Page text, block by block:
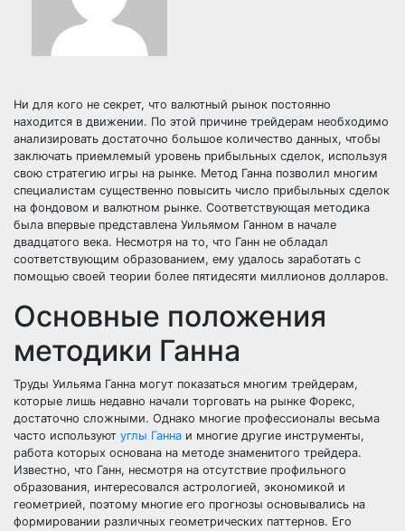
Ни для кого не секрет, что валютный рынок постоянно
находится в движении. По этой причине трейдерам необходимо
анализировать достаточно большое количество данных, чтобы
заключать приемлемый уровень прибыльных сделок, используя
свою стратегию игры на рынке. Метод Ганна позволил многим
специалистам существенно повысить число прибыльных сделок
на фондовом и валютном рынке. Соответствующая методика
была впервые представлена Уильямом Ганном в начале
двадцатого века. Несмотря на то, что Ганн не обладал
соответствующим образованием, ему удалось заработать с
помощью своей теории более пятидесяти миллионов долларов.
Основные положения
методики Ганна
Труды Уильяма Ганна могут показаться многим трейдерам,
которые лишь недавно начали торговать на рынке Форекс,
достаточно сложными. Однако многие профессионалы весьма
часто используют углы Ганна и многие другие инструменты,
работа которых основана на методе знаменитого трейдера.
Известно, что Ганн, несмотря на отсутствие профильного
образования, интересовался астрологией, экономикой и
геометрией, поэтому многие его прогнозы основывались на
формировании различных геометрических паттернов. Его